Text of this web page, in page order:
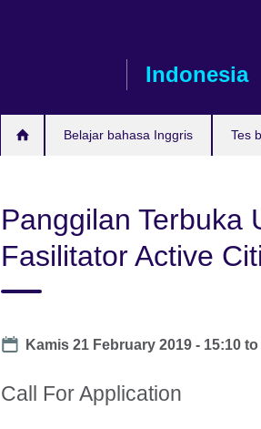
Indonesia
Belajar bahasa Inggris Tes
Panggilan Terbuka
Fasilitator Active
Date
Kamis 21 February 2019 - 15:10 to
Call For Application